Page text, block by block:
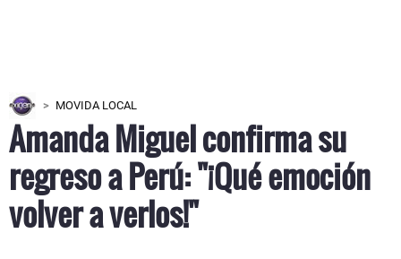
MOVIDA LOCAL
Amanda Miguel confirma su
regreso a Perú: "¡Qué emoción
volver a verlos!"